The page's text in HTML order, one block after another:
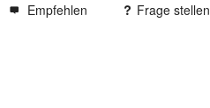
Empfehlen Frage stellen